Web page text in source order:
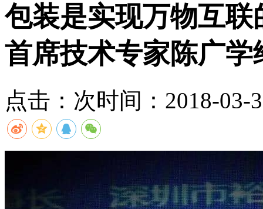
包装是实现万物互
首席技术专家陈广
点击： 次时间：2018-03-